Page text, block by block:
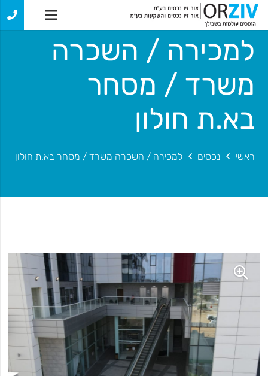
למכירה / השכרה
משרד / מסחר
בא.ת חולון
ראשי נכסים למכירה / השכרה משרד / מסחר בא.ת חולון